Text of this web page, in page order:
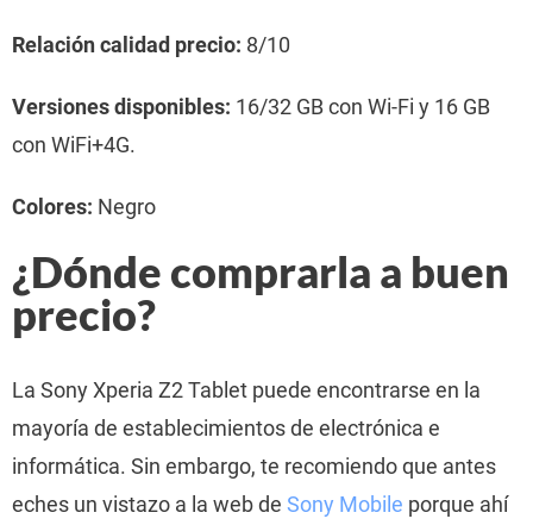
Relación calidad precio: 8/10
Versiones disponibles: 16/32 GB con Wi-Fi y 16 GB
con WiFi+4G.
Colores: Negro
¿Dónde comprarla a buen
precio?
La Sony Xperia Z2 Tablet puede encontrarse en la
mayoría de establecimientos de electrónica e
informática. Sin embargo, te recomiendo que antes
eches un vistazo a la web de Sony Mobile porque ahí